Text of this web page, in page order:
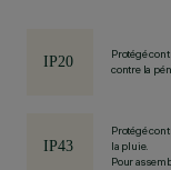
Protégé
contre la
Protégé
la pluie.
Pour